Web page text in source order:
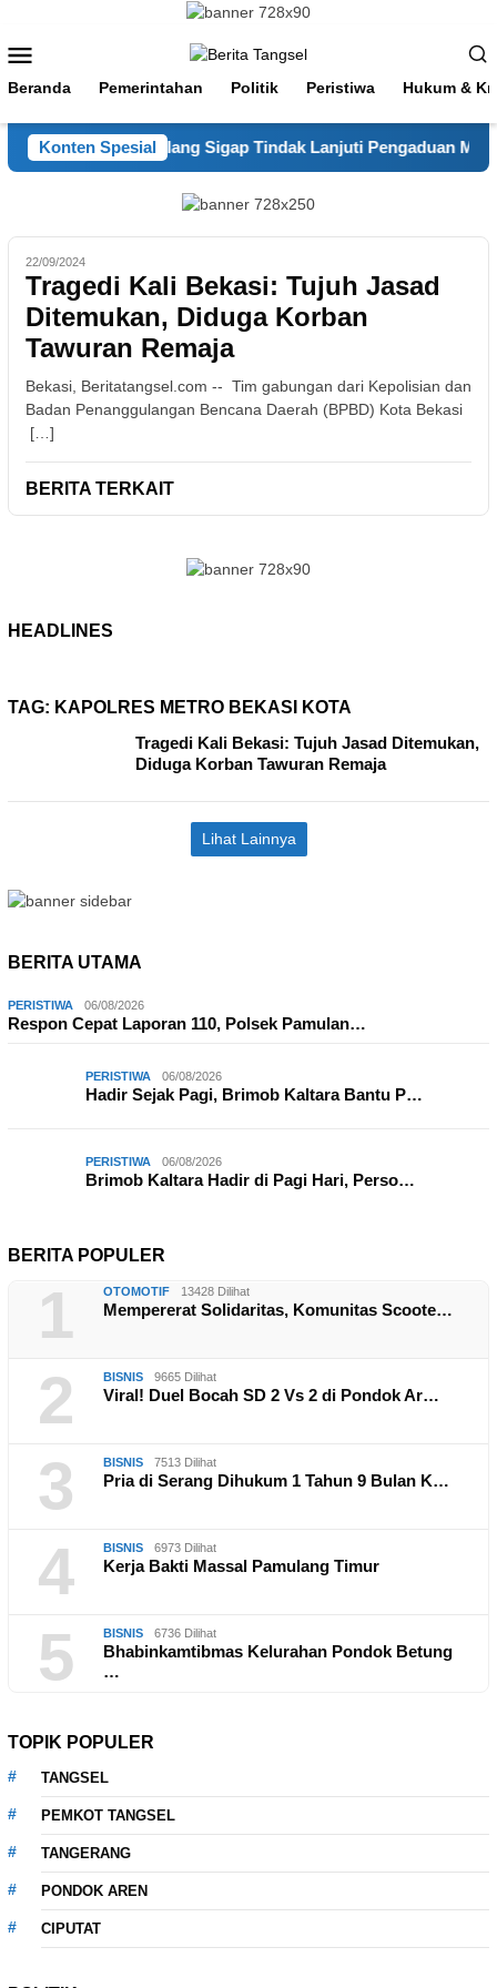
konten
Mobile
Beranda Pemerintahan Politik Peristiwa Hukum &
Konten Spesial
110, Polsek Pamulang Sigap Tindak Lanjuti Pengaduan
22/09/2024
Tragedi Kali Bekasi: Tujuh Jasad
Ditemukan, Diduga Korban
Tawuran Remaja
Bekasi, Beritatangsel.com -- Tim gabungan dari Kepolisian dan
Badan Penanggulangan Bencana Daerah (BPBD) Kota Bekasi
[…]
BERITA TERKAIT
HEADLINES
TAG: KAPOLRES METRO BEKASI KOTA
Tragedi Kali Bekasi: Tujuh Jasad Ditemukan,
Diduga Korban Tawuran Remaja
Lihat Lainnya
BERITA UTAMA
PERISTIWA 06/08/2026
Respon Cepat Laporan 110, Polsek Pamulan…
PERISTIWA 06/08/2026
Hadir Sejak Pagi, Brimob Kaltara Bantu P…
PERISTIWA 06/08/2026
Brimob Kaltara Hadir di Pagi Hari, Perso…
BERITA POPULER
1 OTOMOTIF 13428 Dilihat
Mempererat Solidaritas, Komunitas Scoote…
2 BISNIS 9665 Dilihat
Viral! Duel Bocah SD 2 Vs 2 di Pondok Ar…
3 BISNIS 7513 Dilihat
Pria di Serang Dihukum 1 Tahun 9 Bulan K…
4 BISNIS 6973 Dilihat
Kerja Bakti Massal Pamulang Timur
5 BISNIS 6736 Dilihat
Bhabinkamtibmas Kelurahan Pondok Betung
…
TOPIK POPULER
TANGSEL
PEMKOT TANGSEL
TANGERANG
PONDOK AREN
CIPUTAT